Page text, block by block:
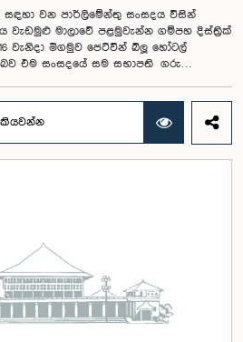
සඳහා වන පාර්ලිමේන්තු සංසදය විසින්
වැඩමුළු මාලාවේ පළමුවැන්න ගම්පහ දිස්ත්‍රික්
වැනිදා මීගමුව ජෙට්වින් බ්ලූ හෝටල්
බව එම සංසදයේ සම සභාපති ගරු
සංකල්පය තවදුරටත් ප්‍රවර්ධනය කිරීමේ
කෙරෙන අතර සංසදයේ සාමාජික
පාර්ලිමේන්තු මන්ත්‍රීවරුන් ද මෙම අවස්ථාවට
වැඩමුළු මාලාව සඳහා අනුග්‍රාහකත්වය
for Inclusive Impact)
වැඩමුළුව සඳහා සහභාගීවීමට
වයස අවු 18 – 35 අතර තරුණ තරුණියන්
සබැඳිය ඔස්සේ අදාළ පෝරමය
විය යුතුය.